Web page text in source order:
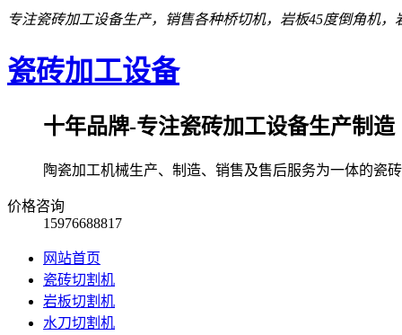
专注瓷砖加工设备生产，销售各种桥切机，岩板45度倒角机
瓷砖加工设备
十年品牌-专注瓷砖加工设备生产制造
陶瓷加工机械生产、制造、销售及售后服务为一体的瓷
价格咨询
15976688817
网站首页
瓷砖切割机
岩板切割机
水刀切割机